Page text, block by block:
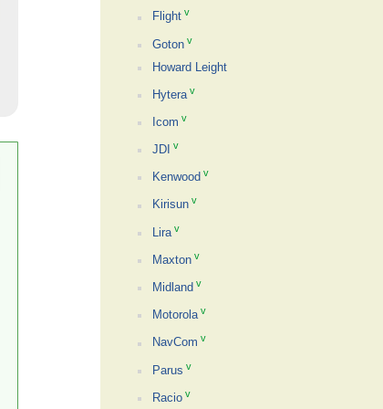
Flight v
Goton v
Howard Leight
Hytera v
Icom v
JDI v
Kenwood v
Kirisun v
Lira v
Maxton v
Midland v
Motorola v
NavCom v
Parus v
Racio v